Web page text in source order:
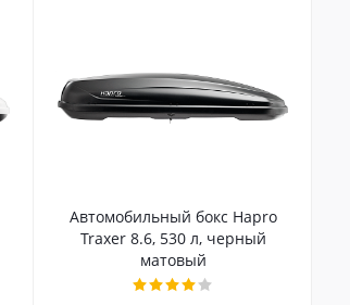
Автомобильный бокс Hapro
Traxer 8.6, 530 л, черный
матовый